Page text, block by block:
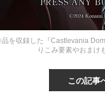
を収録した『Castlevania
りこみ要素やおまけ
この記事